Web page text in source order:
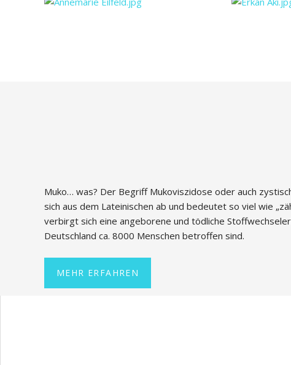
Muko… was? Der Begriff Mukoviszidose oder auch
sich aus dem Lateinischen ab und bedeutet so viel wie
verbirgt sich eine angeborene und tödliche
Deutschland ca. 8000 Menschen betroffen sind.
MEHR ERFAHREN